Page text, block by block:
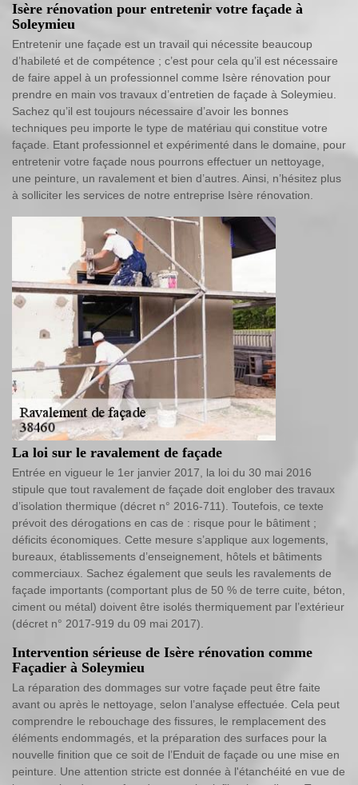
Isère rénovation pour entretenir votre façade à
Soleymieu
Entretenir une façade est un travail qui nécessite beaucoup
d’habileté et de compétence ; c’est pour cela qu’il est nécessaire
de faire appel à un professionnel comme Isère rénovation pour
prendre en main vos travaux d’entretien de façade à Soleymieu.
Sachez qu’il est toujours nécessaire d’avoir les bonnes
techniques peu importe le type de matériau qui constitue votre
façade. Etant professionnel et expérimenté dans le domaine, pour
entretenir votre façade nous pourrons effectuer un nettoyage,
une peinture, un ravalement et bien d’autres. Ainsi, n’hésitez plus
à solliciter les services de notre entreprise Isère rénovation.
La loi sur le ravalement de façade
Entrée en vigueur le 1er janvier 2017, la loi du 30 mai 2016
stipule que tout ravalement de façade doit englober des travaux
d’isolation thermique (décret n° 2016-711). Toutefois, ce texte
prévoit des dérogations en cas de : risque pour le bâtiment ;
déficits économiques. Cette mesure s’applique aux logements,
bureaux, établissements d’enseignement, hôtels et bâtiments
commerciaux. Sachez également que seuls les ravalements de
façade importants (comportant plus de 50 % de terre cuite, béton,
ciment ou métal) doivent être isolés thermiquement par l’extérieur
(décret n° 2017-919 du 09 mai 2017).
Intervention sérieuse de Isère rénovation comme
Façadier à Soleymieu
La réparation des dommages sur votre façade peut être faite
avant ou après le nettoyage, selon l’analyse effectuée. Cela peut
comprendre le rebouchage des fissures, le remplacement des
éléments endommagés, et la préparation des surfaces pour la
nouvelle finition que ce soit de l’Enduit de façade ou une mise en
peinture. Une attention stricte est donnée à l'étanchéité en vue de